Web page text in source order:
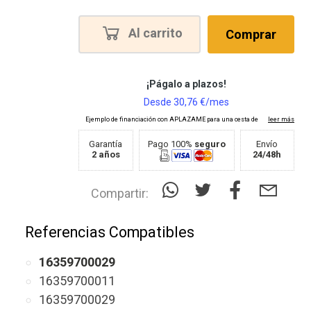
Al carrito Comprar
Garantía
2 años
Pago 100% seguro
Envío
24/48h
Compartir:
Referencias Compatibles
16359700029
16359700011
16359700029